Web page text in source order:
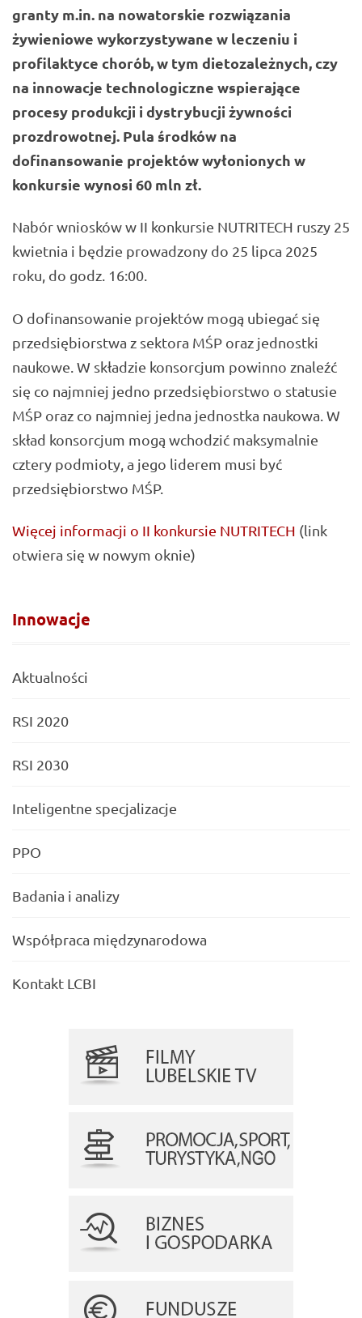
granty m.in. na nowatorskie rozwiązania
żywieniowe wykorzystywane w leczeniu i
profilaktyce chorób, w tym dietozależnych, czy
na innowacje technologiczne wspierające
procesy produkcji i dystrybucji żywności
prozdrowotnej. Pula środków na
dofinansowanie projektów wyłonionych w
konkursie wynosi 60 mln zł.
Nabór wniosków w II konkursie NUTRITECH ruszy 25
kwietnia i będzie prowadzony do 25 lipca 2025
roku, do godz. 16:00.
O dofinansowanie projektów mogą ubiegać się
przedsiębiorstwa z sektora MŚP oraz jednostki
naukowe. W składzie konsorcjum powinno znaleźć
się co najmniej jedno przedsiębiorstwo o statusie
MŚP oraz co najmniej jedna jednostka naukowa. W
skład konsorcjum mogą wchodzić maksymalnie
cztery podmioty, a jego liderem musi być
przedsiębiorstwo MŚP.
Więcej informacji o II konkursie NUTRITECH (link
otwiera się w nowym oknie)
Innowacje
Aktualności
RSI 2020
RSI 2030
Inteligentne specjalizacje
PPO
Badania i analizy
Współpraca międzynarodowa
Kontakt LCBI